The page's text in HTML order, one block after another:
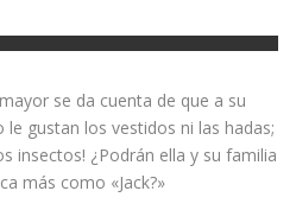
se da cuenta de que a su
le gustan los vestidos ni las hadas;
insectos! ¿Podrán ella y su familia
más como «Jack?»